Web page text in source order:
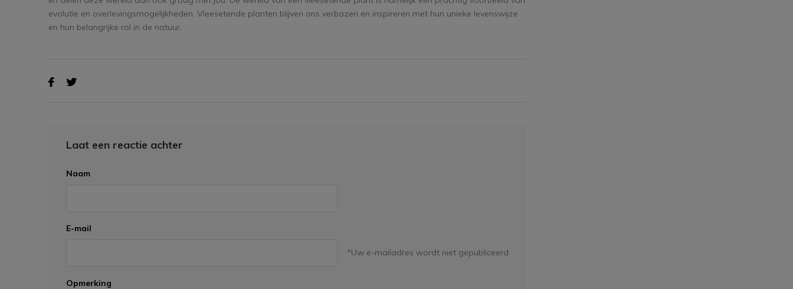
evolutie en overlevingsmogelijkheden. Vleesetende planten blijven ons verbazen en inspireren met hun unieke levenswijze
en hun belangrijke rol in de natuur.
Laat een reactie achter
Naam
E-mail
*Uw e-mailadres wordt niet gepubliceerd
Opmerking